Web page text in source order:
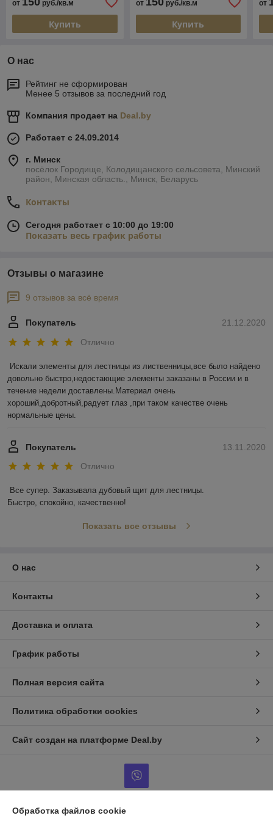
от руб./кв.м
Купить
от руб./кв.м
Купить
от
О нас
Рейтинг не сформирован
Менее 5 отзывов за последний год
Компания продает на Deal.by
Работает с 24.09.2014
г. Минск
посёлок Городище, Колодищанского сельсовета, Минский
район, Минская область., Минск, Беларусь
Контакты
Сегодня работает с 10:00 до 19:00
Показать весь график работы
Отзывы о магазине
9 отзывов за всё время
21.12.2020
Покупатель
Отлично
Искали элементы для лестницы из лиственницы,все было найдено
довольно быстро,недостающие элементы заказаны в России и в
течение недели доставлены.Материал очень
хороший,добротный,радует глаз ,при таком качестве очень
нормальные цены.
13.11.2020
Покупатель
Отлично
Все супер. Заказывала дубовый щит для лестницы.
Быстро, спокойно, качественно!
Показать все отзывы
О нас
Контакты
Доставка и оплата
График работы
Полная версия сайта
Политика обработки cookies
Сайт создан на платформе Deal.by
Обработка файлов cookie